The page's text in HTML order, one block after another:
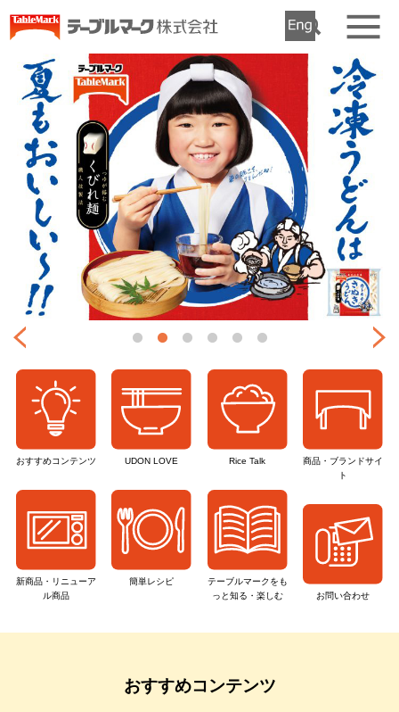
おすすめコンテンツ UDON LOVE Rice Talk 商品・ブランドサイ
ト
新商品・リニューア
ル商品
簡単レシピ テーブルマークを も
っと知る・楽しむ
お問い合わせ
おすすめコンテンツ